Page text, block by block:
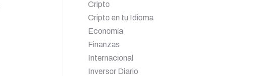
Cripto
Cripto en tu Idioma
Economía
Finanzas
Internacional
Inversor Diario